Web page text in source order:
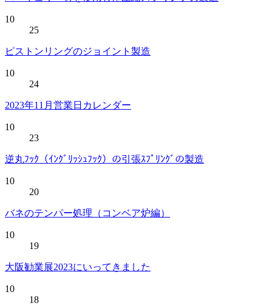
10
25
ピストンリングのジョイント製造
10
24
2023年11月営業日カレンダー
10
23
逆丸ﾌｯｸ（ｲﾝｸﾞﾘｯｼｭﾌｯｸ）の引張ｽﾌﾟﾘﾝｸﾞの製造
10
20
バネのテンパー処理（コンベア炉編）
10
19
大阪勧業展2023にいってきました
10
18